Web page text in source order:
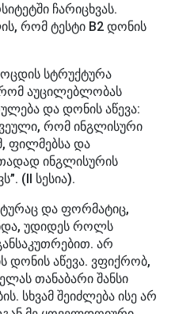
ჩარიცხვას.
რომ ტესტი B2 დონის
სტრუქტურა
რომ აუცილებლობას
და დონის აწევა:
რომ ინგლისური
ფილმებსა და
ინგლისურის
(II სესია).
და ფორმატიც,
უდიდეს როლს
არ
დონის აწევა. ვფიქრობ,
თანაბარი შანსი
სხვამ შეიძლება ისე არ